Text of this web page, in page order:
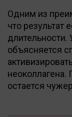
Одним из
что результат
длительности.
объясняется
неоколлагена.
остается